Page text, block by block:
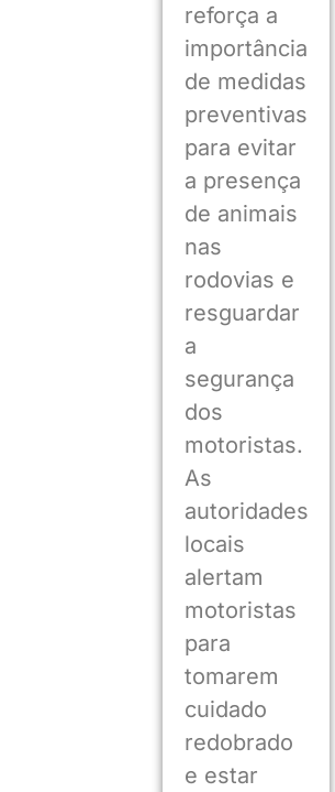
reforça a
importância
de medidas
preventivas
para evitar
a presença
de animais
nas
rodovias e
resguardar
a
segurança
dos
motoristas.
As
autoridades
locais
alertam
motoristas
para
tomarem
cuidado
redobrado
e estar